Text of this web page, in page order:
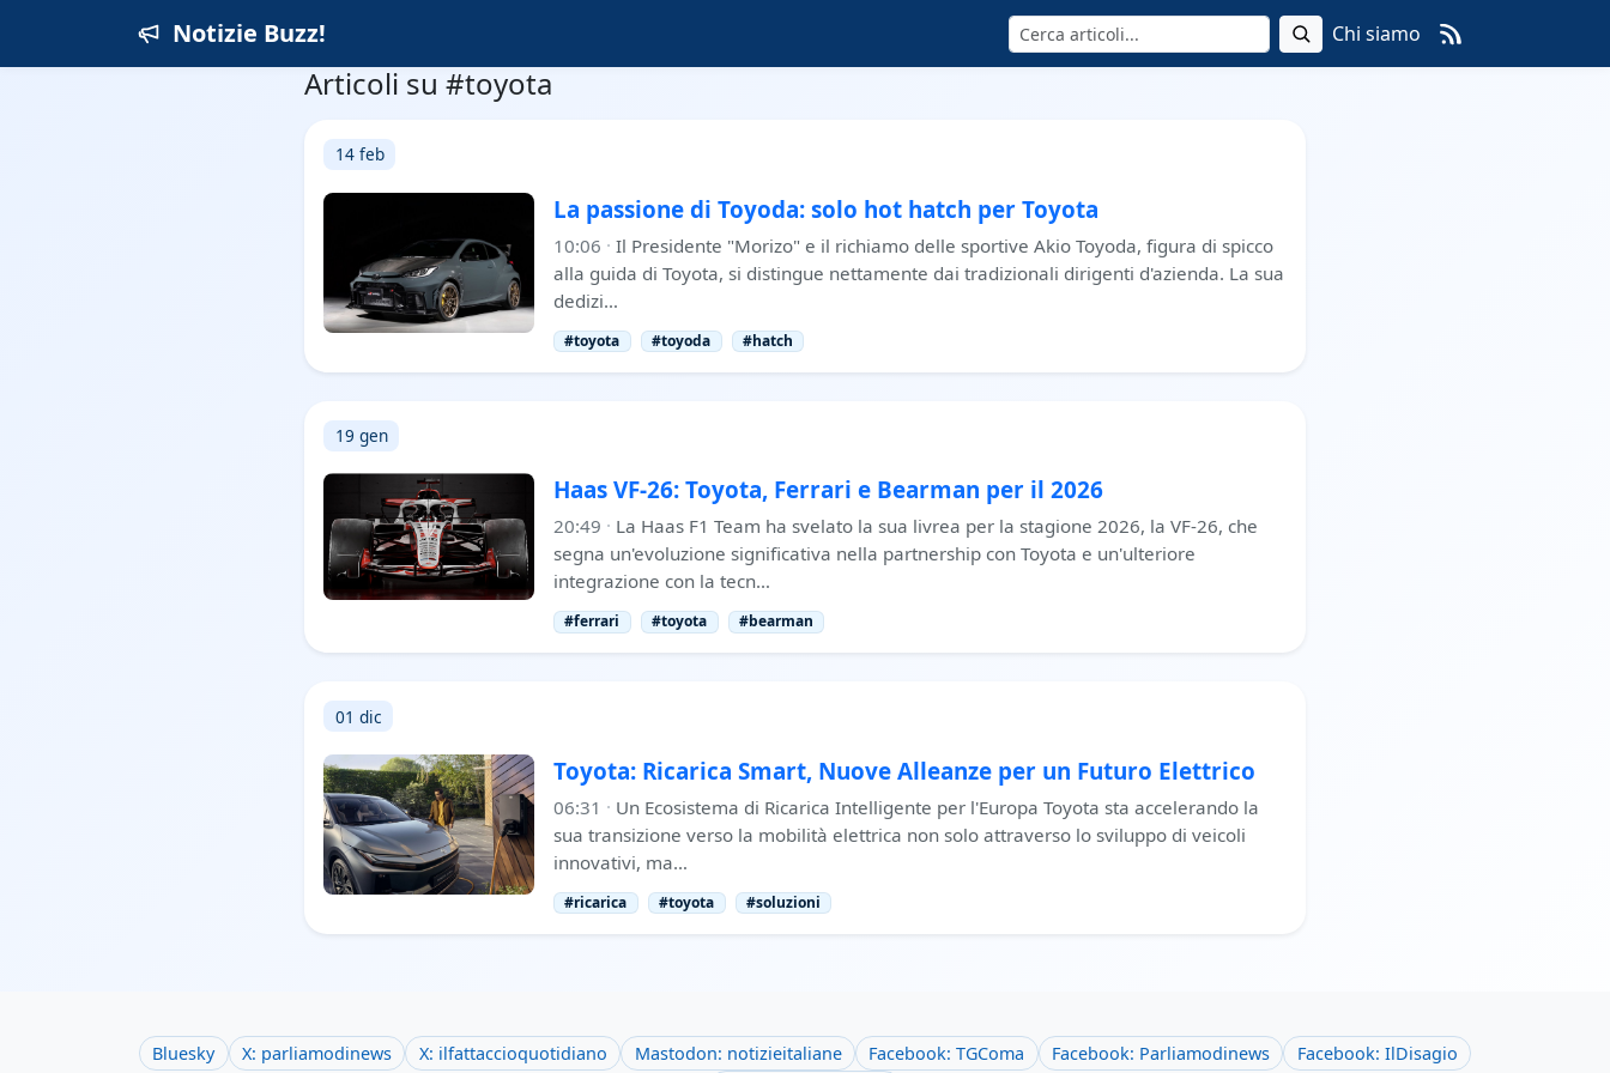
Notizie Buzz! Cerca Chi siamo
Articoli su #toyota
14 feb
La passione di Toyoda: solo hot hatch per Toyota
10:06 · Il Presidente "Morizo" e il richiamo delle sportive Akio Toyoda, figura di spicco
alla guida di Toyota, si distingue nettamente dai tradizionali dirigenti d'azienda. La sua
dedizi…
#toyota #toyoda #hatch
19 gen
Haas VF-26: Toyota, Ferrari e Bearman per il 2026
20:49 · La Haas F1 Team ha svelato la sua livrea per la stagione 2026, la VF-26, che
segna un'evoluzione significativa nella partnership con Toyota e un'ulteriore
integrazione con la tecn…
#ferrari #toyota #bearman
01 dic
Toyota: Ricarica Smart, Nuove Alleanze per un Futuro Elettrico
06:31 · Un Ecosistema di Ricarica Intelligente per l'Europa Toyota sta accelerando la
sua transizione verso la mobilità elettrica non solo attraverso lo sviluppo di veicoli
innovativi, ma…
#ricarica #toyota #soluzioni
Bluesky X: parliamodinews X: ilfattaccioquotidiano Mastodon: notizieitaliane Facebook: TGComa Facebook: Parliamodinews Facebook: IlDisagio